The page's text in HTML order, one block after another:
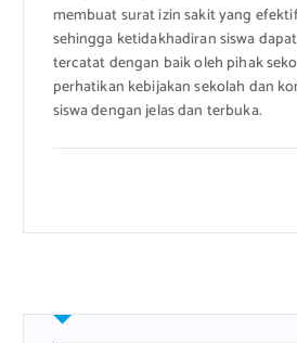
membuat surat izin sakit yang
sehingga ketidakhadiran siswa
tercatat dengan baik oleh pihak
perhatikan kebijakan sekolah dan
siswa dengan jelas dan terbuka.